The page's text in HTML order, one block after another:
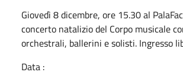
Giovedì 8 dicembre, ore 15.30 al
concerto natalizio del Corpo musicale
orchestrali, ballerini e solisti. Ingresso
Data :